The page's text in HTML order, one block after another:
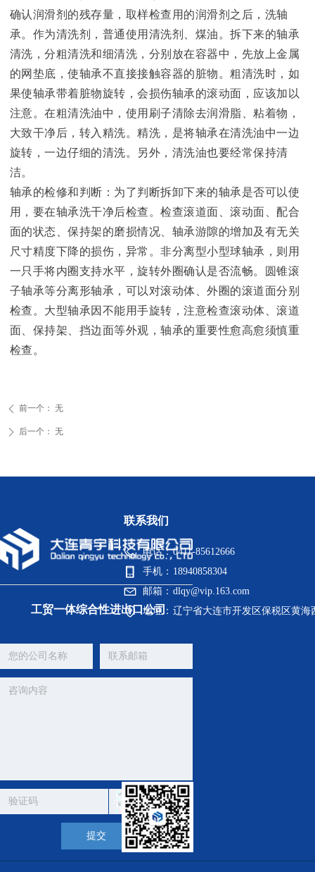
确认润滑剂的残存量，取样检查用的润滑剂之后，洗轴
承。作为清洗剂，普通使用清洗剂、煤油。拆下来的轴承
清洗，分粗清洗和细清洗，分别放在容器中，先放上金属
的网垫底，使轴承不直接接触容器的脏物。粗清洗时，如
果使轴承带着脏物旋转，会损伤轴承的滚动面，应该加以
注意。在粗清洗油中，使用刷子清除去润滑脂、粘着物，
大致干净后，转入精洗。精洗，是将轴承在清洗油中一边
旋转，一边仔细的清洗。另外，清洗油也要经常保持清
洁。
轴承的检修和判断：为了判断拆卸下来的轴承是否可以使
用，要在轴承洗干净后检查。检查滚道面、滚动面、配合
面的状态、保持架的磨损情况、轴承游隙的增加及有无关
尺寸精度下降的损伤，异常。非分离型小型球轴承，则用
一只手将内圈支持水平，旋转外圈确认是否流畅。圆锥滚
子轴承等分离形轴承，可以对滚动体、外圈的滚道面分别
检查。大型轴承因不能用手旋转，注意检查滚动体、滚道
面、保持架、挡边面等外观，轴承的重要性愈高愈须慎重
检查。
ꄴ 前一个： 无
ꄲ 后一个： 无
工贸一体综合性进出口公司
电话：0411-85612666
手机： 18940858304
邮箱： dlqy@vip.163.com
地址： 辽宁省大连市开发区保税区黄海
联系我们
提交